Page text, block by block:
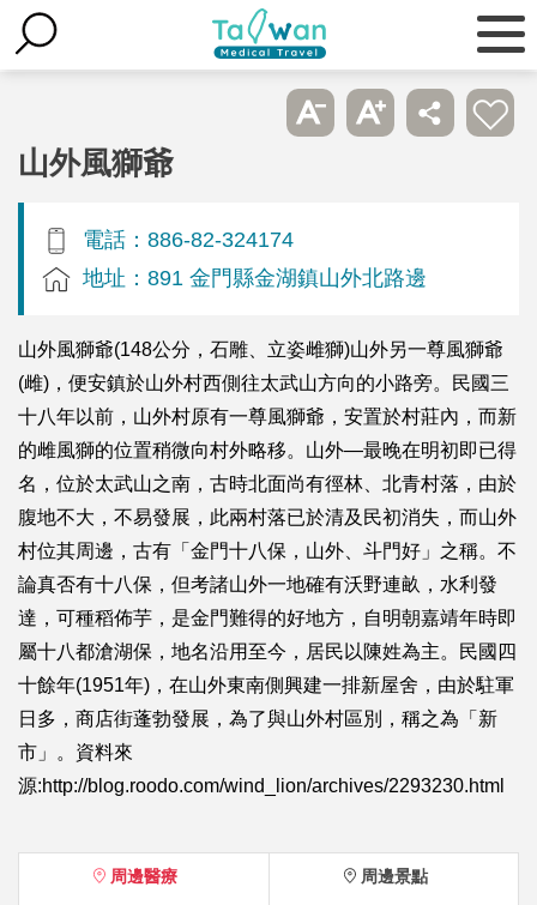
山外風獅爺
電話：886-82-324174
地址：891 金門縣金湖鎮山外北路邊
山外風獅爺(148公分，石雕、立姿雌獅)山外另一尊風獅爺
(雌)，便安鎮於山外村西側往太武山方向的小路旁。民國三
十八年以前，山外村原有一尊風獅爺，安置於村莊內，而新
的雌風獅的位置稍微向村外略移。山外—最晚在明初即已得
名，位於太武山之南，古時北面尚有徑林、北青村落，由於
腹地不大，不易發展，此兩村落已於清及民初消失，而山外
村位其周邊，古有「金門十八保，山外、斗門好」之稱。不
論真否有十八保，但考諸山外一地確有沃野連畝，水利發
達，可種稻佈芋，是金門難得的好地方，自明朝嘉靖年時即
屬十八都滄湖保，地名沿用至今，居民以陳姓為主。民國四
十餘年(1951年)，在山外東南側興建一排新屋舍，由於駐軍
日多，商店街蓬勃發展，為了與山外村區別，稱之為「新
市」。資料來
源:http://blog.roodo.com/wind_lion/archives/2293230.html
周邊醫療 周邊景點